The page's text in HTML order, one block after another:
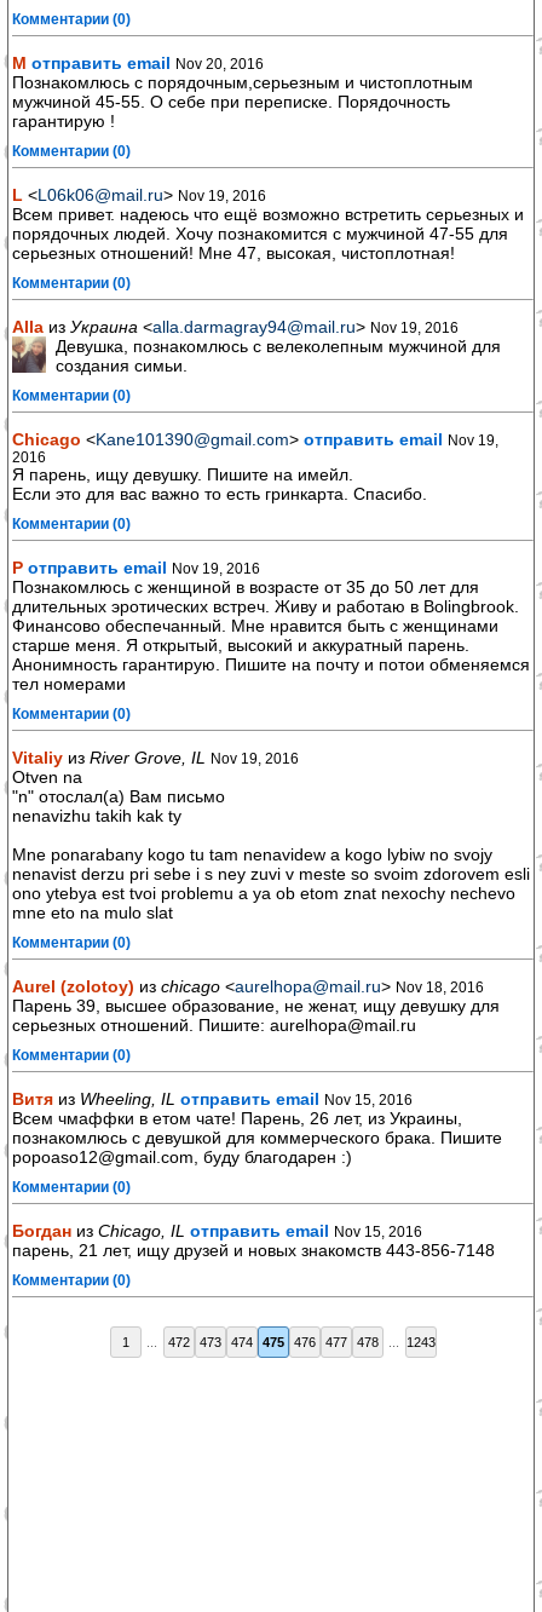
Комментарии (0)
М отправить email Nov 20, 2016
Познакомлюсь с порядочным,серьезным и чистоплотным
мужчиной 45-55. О себе при переписке. Порядочность
гарантирую !
Комментарии (0)
L <L06k06@mail.ru> Nov 19, 2016
Всем привет. надеюсь что ещё возможно встретить серьезных и
порядочных людей. Хочу познакомится с мужчиной 47-55 для
серьезных отношений! Мне 47, высокая, чистоплотная!
Комментарии (0)
Alla из Украина <alla.darmagray94@mail.ru> Nov 19, 2016
Девушка, познакомлюсь с велеколепным мужчиной для
создания симьи.
Комментарии (0)
Chicago <Kane101390@gmail.com> отправить email Nov 19,
2016
Я парень, ищу девушку. Пишите на имейл.
Если это для вас важно то есть гринкарта. Спасибо.
Комментарии (0)
Р отправить email Nov 19, 2016
Познакомлюсь с женщиной в возрасте от 35 до 50 лет для
длительных эротических встреч. Живу и работаю в Bolingbrook.
Финансово обеспечанный. Мне нравится быть с женщинами
старше меня. Я открытый, высокий и аккуратный парень.
Анонимность гарантирую. Пишите на почту и потои обменяемся
тел номерами
Комментарии (0)
Vitaliy из River Grove, IL Nov 19, 2016
Otven na
"n" отослал(а) Вам письмо
nenavizhu takih kak ty
Mne ponarabany kogo tu tam nenavidew a kogo lybiw no svojy
nenavist derzu pri sebe i s ney zuvi v meste so svoim zdorovem esli
ono ytebya est tvoi problemu a ya ob etom znat nexochy nechevo
mne eto na mulo slat
Комментарии (0)
Aurel (zolotoy) из chicago <aurelhopa@mail.ru> Nov 18, 2016
Парень 39, высшее образование, не женат, ищу девушку для
серьезных отношений. Пишите: aurelhopa@mail.ru
Комментарии (0)
Витя из Wheeling, IL отправить email Nov 15, 2016
Всем чмаффки в етом чате! Парень, 26 лет, из Украины,
познакомлюсь с девушкой для коммерческого брака. Пишите
popoaso12@gmail.com, буду благодарен :)
Комментарии (0)
Богдан из Chicago, IL отправить email Nov 15, 2016
парень, 21 лет, ищу друзей и новых знакомств 443-856-7148
Комментарии (0)
1 472 473 474 475 476 477 478 1243